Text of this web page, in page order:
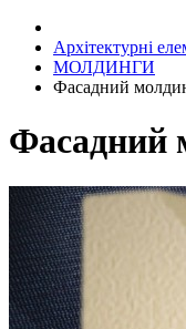
Архітектурні
МОЛДИНГИ
Фасадний
Фасадний